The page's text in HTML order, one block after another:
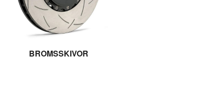
BROMSSKIVOR